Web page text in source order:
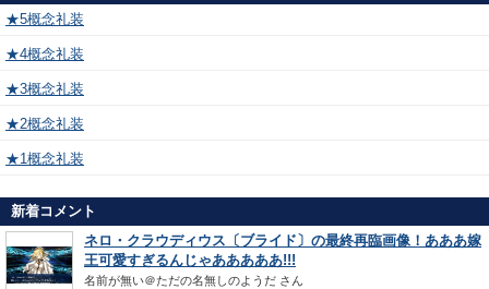
★5概念礼装
★4概念礼装
★3概念礼装
★2概念礼装
★1概念礼装
新着コメント
ネロ・クラウディウス〔ブライド〕の最終再臨画像！あああ嫁
王可愛すぎるんじゃあああああ!!!
名前が無い＠ただの名無しのようだ さん